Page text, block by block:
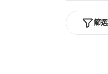
篩選